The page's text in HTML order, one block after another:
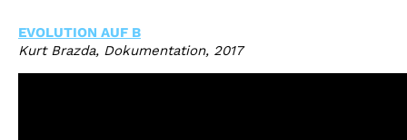
EVOLUTION AUF B
Kurt Brazda, Dokumentation, 2017